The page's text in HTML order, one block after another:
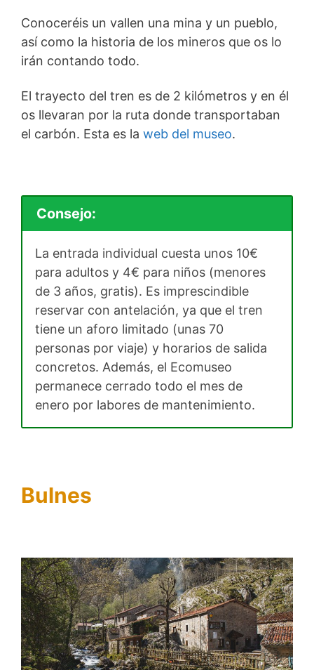
Conoceréis un vallen una mina y un pueblo,
así como la historia de los mineros que os lo
irán contando todo.
El trayecto del tren es de 2 kilómetros y en él
os llevaran por la ruta donde transportaban
el carbón. Esta es la web del museo.
Consejo:
La entrada individual cuesta unos 10€
para adultos y 4€ para niños (menores
de 3 años, gratis). Es imprescindible
reservar con antelación, ya que el tren
tiene un aforo limitado (unas 70
personas por viaje) y horarios de salida
concretos. Además, el Ecomuseo
permanece cerrado todo el mes de
enero por labores de mantenimiento.
Bulnes